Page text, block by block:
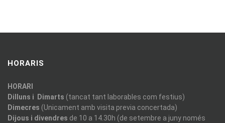
HORARIS
HORARI
Dilluns i Dimarts (tancat tant laborables com festius)
Dimecres (Unicament amb visita previa concertada)
Dijous i divendres de 10 a 14.30h (de setembre a juny només